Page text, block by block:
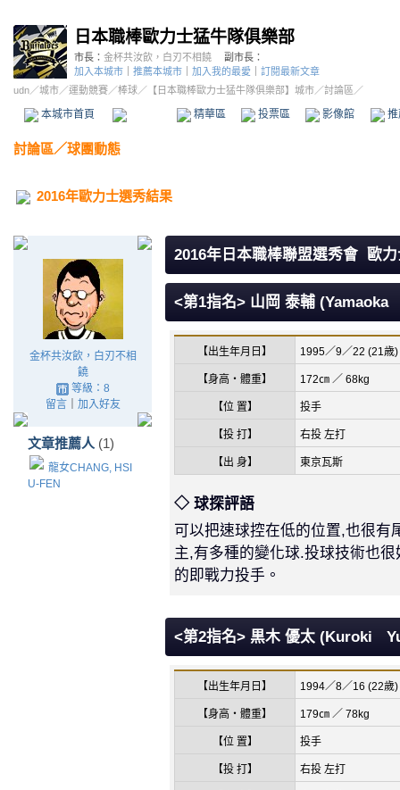
日本職棒歐力士猛牛隊俱樂部
市長： 金杯共汝飲，白刃不相饒
副市長：
加入本城市
推薦本城市 加入我的最愛
訂閱最新文章
udn／城市／運動競賽／棒球／ 【日本職棒歐力士猛牛隊俱樂部】城市／討論區／
本城市首頁 精華區 投票區 影像館
討論區／球團動態
2016年歐力士選秀結果
金杯共汝飲，白刃不相
饒
等級：8
留言｜ 加入好友
文章推薦人 (1)
龍女CHANG, HSI
U-FEN
2016年日本職棒聯盟選秀會 歐
<第1指名> 山岡 泰輔
【出生年月日】 1995／9／22 (21歳)
【身高・體重】 172㎝ ／ 68kg
【位 置】 投手
【投 打】 右投 左打
【出 身】 東京瓦斯
◇ 球探評語
可以把速球控在低的位置,也很有
主,有多種的變化球.投球技術也
的即戰力投手。
<第2指名> 黒木 優太 (Kuroki
【出生年月日】 1994／8／16 (22歲)
【身高・體重】 179㎝ ／ 78kg
【位 置】 投手
【投 打】 右投 左打